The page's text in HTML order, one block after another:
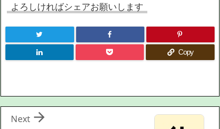
よろしければシェアお願いします
Copy

Next